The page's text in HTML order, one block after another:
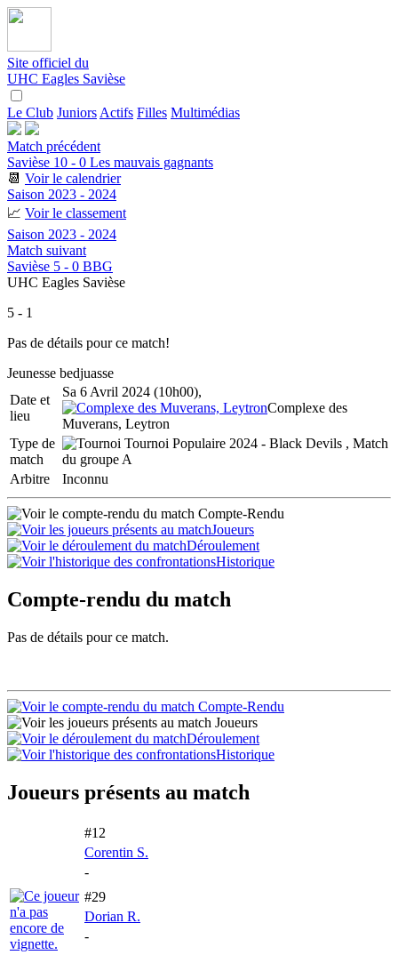
Site officiel du
UHC Eagles Savièse
Le Club Juniors Actifs Filles Multimédias
Match précédent
Savièse 10 - 0 Les mauvais gagnants
📆 Voir le calendrier
Saison 2023 - 2024
📈 Voir le classement
Saison 2023 - 2024
Match suivant
Savièse 5 - 0 BBG
UHC Eagles Savièse
5 - 1
Pas de détails pour ce match!
Jeunesse bedjuasse
Date et
lieu
Sa 6 Avril 2024 (10h00),
Complexe des
Muverans, Leytron
Type de
match
Tournoi Populaire 2024 - Black Devils , Match
du groupe A
Arbitre
Inconnu
Compte-Rendu
Joueurs
Déroulement
Historique
Compte-rendu du match
Pas de détails pour ce match.
Compte-Rendu
Joueurs
Déroulement
Historique
Joueurs présents au match
#12
Corentin S.
-
#29
Dorian R.
-